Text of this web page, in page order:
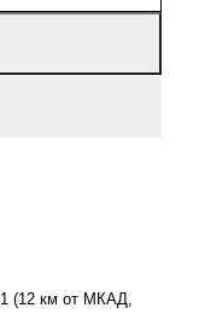
(12 км от МКАД,